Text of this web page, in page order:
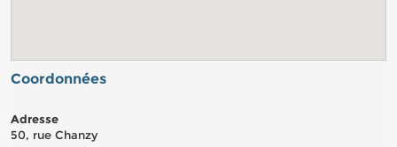
Coordonnées
Adresse
50, rue Chanzy